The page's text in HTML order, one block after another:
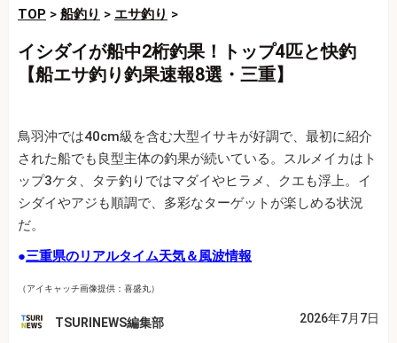
TOP > 船釣り > エサ釣り >
イシダイが船中2桁釣果！トップ4匹と快釣
【船エサ釣り釣果速報8選・三重】
鳥羽沖では40cm級を含む大型イサキが好調で、最初に紹介
された船でも良型主体の釣果が続いている。スルメイカはト
ップ3ケタ、タテ釣りではマダイやヒラメ、クエも浮上。イ
シダイやアジも順調で、多彩なターゲットが楽しめる状況
だ。
●三重県のリアルタイム天気＆風波情報
（アイキャッチ画像提供：喜盛丸）
TSURINEWS編集部 2026年7月7日